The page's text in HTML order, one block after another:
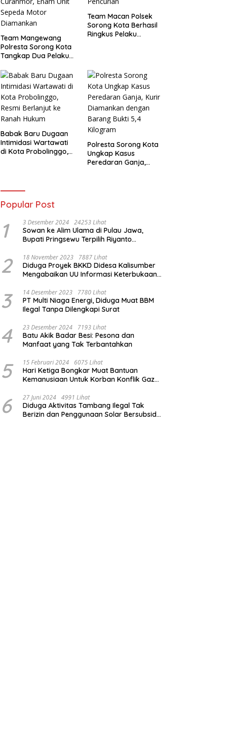
Team Mangewang
Polresta Sorong Kota
Tangkap Dua Pelaku
Sepeda Motor
Diamankan
Team Macan Polsek
Sorong Kota Berhasil
Ringkus Pelaku
Babak Baru Dugaan
Intimidasi Wartawati
di Kota Probolinggo,
Polresta Sorong Kota
Ungkap Kasus
Peredaran Ganja,
Popular Post
1 3 Desember 2024 24253 Lihat
Sowan ke Alim Ulama di Pulau Jawa,
Bupati Pringsewu Terpilih Riyanto
Amanah
2 18 November 2023 7887 Lihat
Diduga Proyek BKKD Didesa Kalisumber
Mengabaikan UU Informasi Keterbukaan
3 14 Desember 2023 7780 Lihat
PT Multi Niaga Energi, Diduga Muat BBM
Ilegal Tanpa Dilengkapi Surat
4 23 Desember 2024 7193 Lihat
Batu Akik Badar Besi: Pesona dan
Manfaat yang Tak Terbantahkan
5 15 Februari 2024 6075 Lihat
Hari Ketiga Bongkar Muat Bantuan
Kemanusiaan Untuk Korban Konflik Gaza
6 27 Juni 2024 4991 Lihat
Diduga Aktivitas Tambang Ilegal Tak
Berizin dan Penggunaan Solar Bersubsidi